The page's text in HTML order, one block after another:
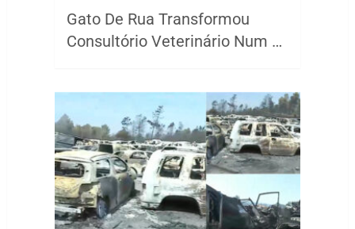
Gato De Rua Transformou
Consultório Veterinário Num …